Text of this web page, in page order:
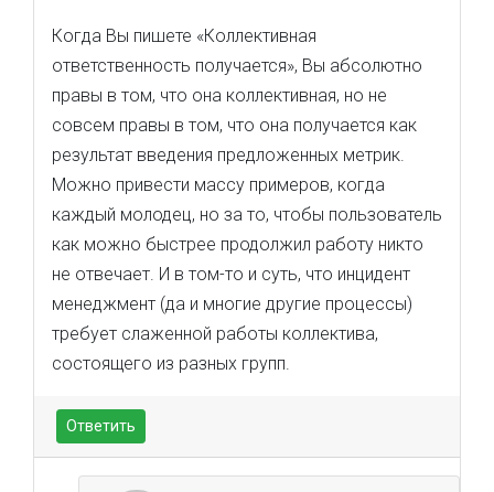
Когда Вы пишете «Коллективная
ответственность получается», Вы абсолютно
правы в том, что она коллективная, но не
совсем правы в том, что она получается как
результат введения предложенных метрик.
Можно привести массу примеров, когда
каждый молодец, но за то, чтобы пользователь
как можно быстрее продолжил работу никто
не отвечает. И в том-то и суть, что инцидент
менеджмент (да и многие другие процессы)
требует слаженной работы коллектива,
состоящего из разных групп.
Ответить